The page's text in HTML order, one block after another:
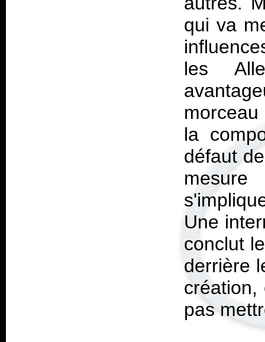
qui va
les
la
défaut
Une
conclut
derrière
création,
pas